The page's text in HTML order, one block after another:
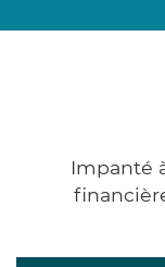
Impanté